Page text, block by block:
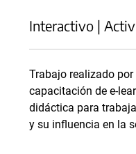
Interactivo |
Trabajo realizado
capacitación de e-
didáctica para
y su influencia en la